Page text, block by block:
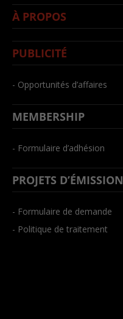
À PROPOS
PUBLICITÉ
- Opportunités d’affaires
MEMBERSHIP
- Formulaire d’adhésion
PROJETS D’ÉMISSION
- Formulaire de demande
- Politique de traitement